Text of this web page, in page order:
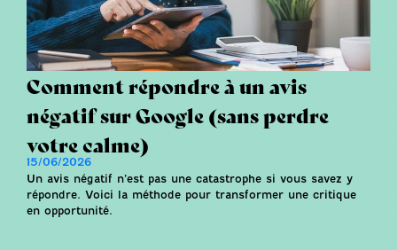
Comment répondre à un avis
négatif sur Google (sans perdre
votre calme)
15/06/2026
Un avis négatif n’est pas une catastrophe si vous savez y
répondre. Voici la méthode pour transformer une critique
en opportunité.